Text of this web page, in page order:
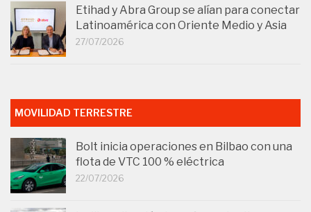
Etihad y Abra Group se alían para conectar
Latinoamérica con Oriente Medio y Asia
27/07/2026
MOVILIDAD TERRESTRE
Bolt inicia operaciones en Bilbao con una
flota de VTC 100 % eléctrica
22/07/2026